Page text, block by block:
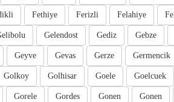
Felahiye
Ferizli
Fethiye
Gebze
Gediz
Gelendost
Germencik
Gerze
Gevas
Geyve
Goelcuek
Goele
Golhisar
Golkoy
Gonen
Gonen
Gordes
Gorele